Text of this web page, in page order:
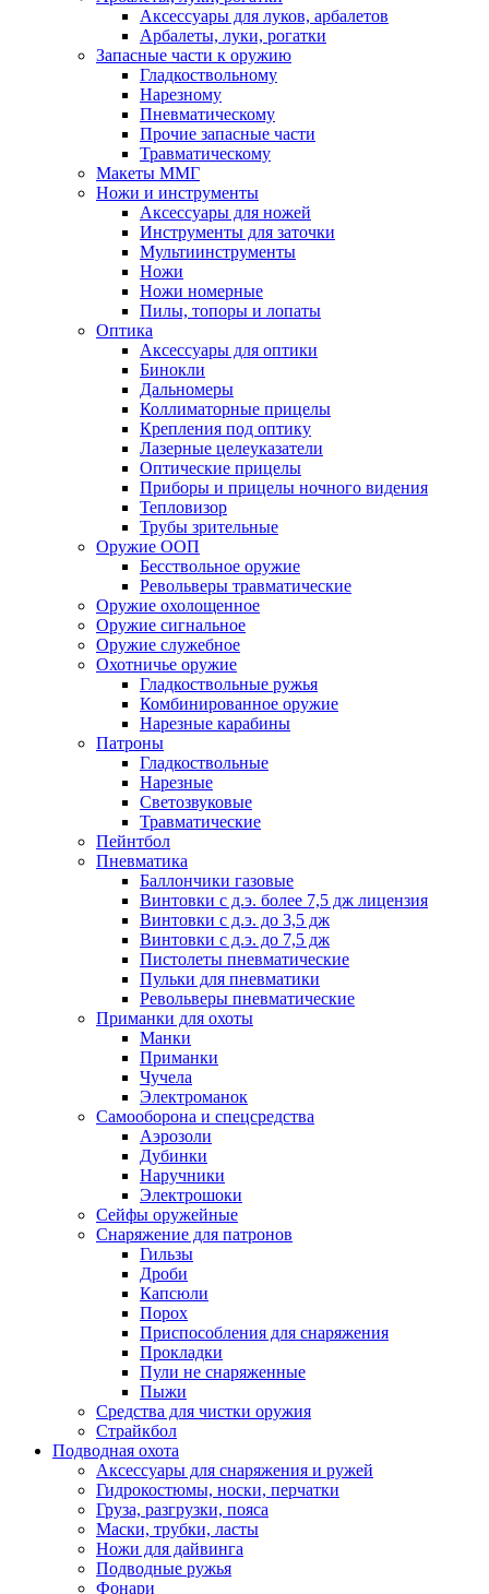
Аксессуары для луков, арбалетов
Арбалеты, луки, рогатки
Запасные части к оружию
Гладкоствольному
Нарезному
Пневматическому
Прочие запасные части
Травматическому
Макеты ММГ
Ножи и инструменты
Аксессуары для ножей
Инструменты для заточки
Мультиинструменты
Ножи
Ножи номерные
Пилы, топоры и лопаты
Оптика
Аксессуары для оптики
Бинокли
Дальномеры
Коллиматорные прицелы
Крепления под оптику
Лазерные целеуказатели
Оптические прицелы
Приборы и прицелы ночного видения
Тепловизор
Трубы зрительные
Оружие ООП
Бесствольное оружие
Револьверы травматические
Оружие охолощенное
Оружие сигнальное
Оружие служебное
Охотничье оружие
Гладкоствольные ружья
Комбинированное оружие
Нарезные карабины
Патроны
Гладкоствольные
Нарезные
Светозвуковые
Травматические
Пейнтбол
Пневматика
Баллончики газовые
Винтовки с д.э. более 7,5 дж лицензия
Винтовки с д.э. до 3,5 дж
Винтовки с д.э. до 7,5 дж
Пистолеты пневматические
Пульки для пневматики
Револьверы пневматические
Приманки для охоты
Манки
Приманки
Чучела
Электроманок
Самооборона и спецсредства
Аэрозоли
Дубинки
Наручники
Электрошоки
Сейфы оружейные
Снаряжение для патронов
Гильзы
Дроби
Капсюли
Порох
Приспособления для снаряжения
Прокладки
Пули не снаряженные
Пыжи
Средства для чистки оружия
Страйкбол
Подводная охота
Аксессуары для снаряжения и ружей
Гидрокостюмы, носки, перчатки
Груза, разгрузки, пояса
Маски, трубки, ласты
Ножи для дайвинга
Подводные ружья
Фонари